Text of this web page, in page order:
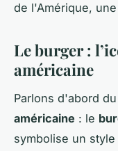
de l'Amérique,
Le burger :
américaine
Parlons d'abord
américaine : le
symbolise un